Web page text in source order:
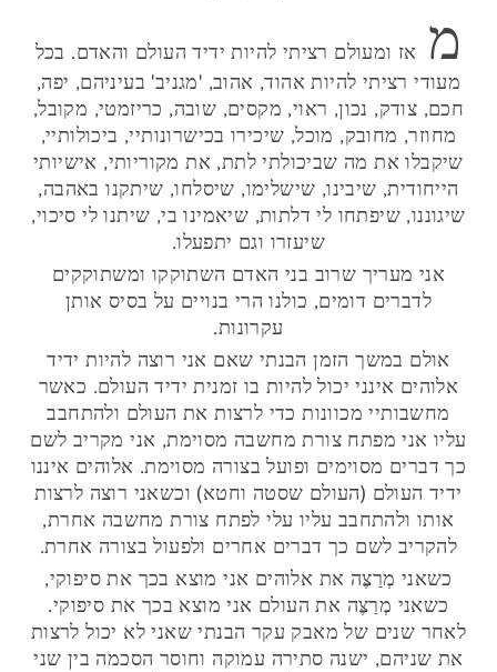
מ
אז ומעולם רציתי להיות ידיד העולם והאדם. בכל
מעודי רציתי להיות אהוד, אהוב, 'מגניב' בעיניהם, יפה,
חכם, צודק, נכון, ראוי, מקסים, שובה, כריזמטי, מקובל,
מחוזר, מחובק, מוכל, שיכירו בכישרונותיי, ביכולותיי,
שיקבלו את מה שביכולתי לתת, את מקוריותי, אישיותי
הייחודית, שיבינו, שישלימו, שיסלחו, שיתקנו באהבה,
שיגוננו, שיפתחו לי דלתות, שיאמינו בי, שיתנו לי סיכוי,
שיעזרו וגם יתפעלו.
אני מעריך שרוב בני האדם השתוקקו ומשתוקקים
לדברים דומים, כולנו הרי בנויים על בסיס אותן
עקרונות.
אולם במשך הזמן הבנתי שאם אני רוצה להיות ידיד
אלוהים אינני יכול להיות בו זמנית ידיד העולם. כאשר
מחשבותיי מכוונות כדי לרצות את העולם ולהתחבב
עליו אני מפתח צורת מחשבה מסוימת, אני מקריב לשם
כך דברים מסוימים ופועל בצורה מסוימת. אלוהים איננו
ידיד העולם (העולם שסטה וחטא) וכשאני רוצה לרצות
אותו ולהתחבב עליו עלי לפתח צורת מחשבה אחרת,
להקריב לשם כך דברים אחרים ולפעול בצורה אחרת.
כשאני מְרַצֶּה את אלוהים אני מוצא בכך את סיפוקי,
כשאני מְרַצֶּה את העולם אני מוצא בכך את סיפוקי.
לאחר שנים של מאבק עקר הבנתי שאני לא יכול לרצות
את שניהם, ישנה סתירה עמוקה וחוסר הסכמה בין שני